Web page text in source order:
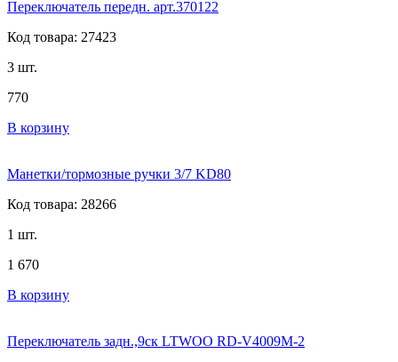
Переключатель передн. арт.370122
Код товара: 27423
3 шт.
770
В корзину
Манетки/тормозные ручки 3/7 KD80
Код товара: 28266
1 шт.
1 670
В корзину
Переключатель задн.,9ск LTWOO RD-V4009M-2